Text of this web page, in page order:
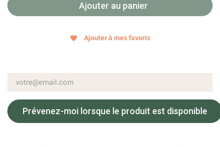
Ajouter au panier
favorite Ajouter à mes favoris
Prévenez-moi lorsque le produit est disponible